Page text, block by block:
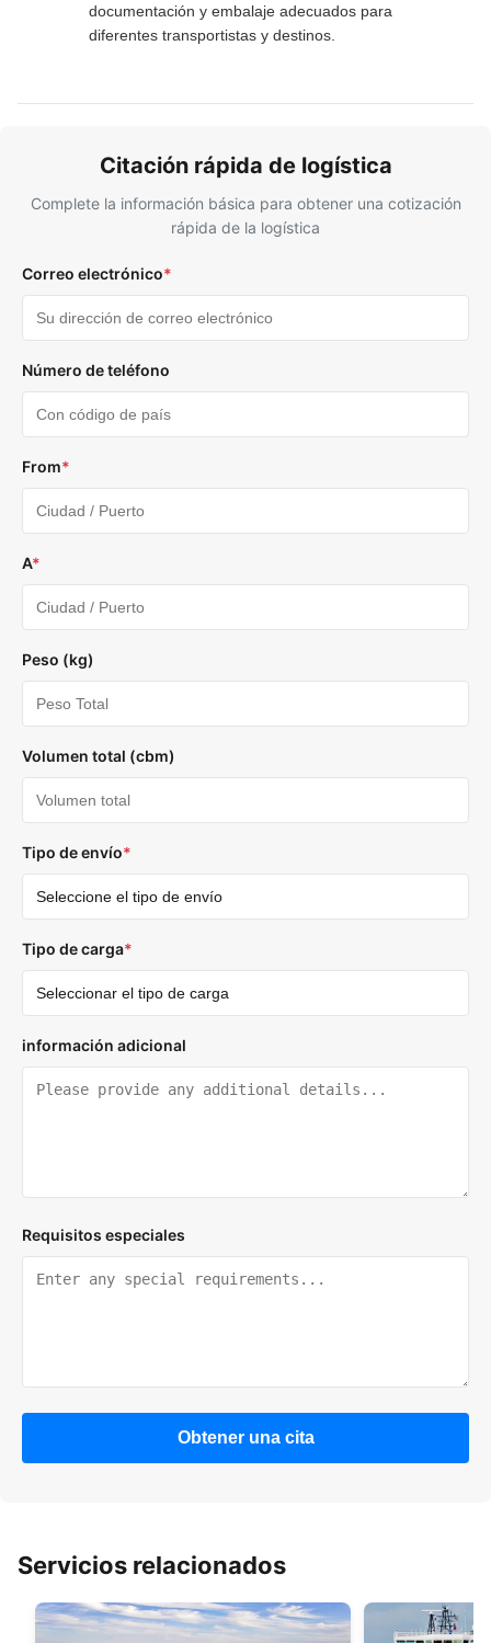
documentación y embalaje adecuados para
diferentes transportistas y destinos.
Citación rápida de logística
Complete la información básica para obtener una cotización
rápida de la logística
Correo electrónico*
Número de teléfono
From*
A*
Peso (kg)
Volumen total (cbm)
Tipo de envío*
Tipo de carga*
información adicional
Requisitos especiales
Obtener una cita
Servicios relacionados